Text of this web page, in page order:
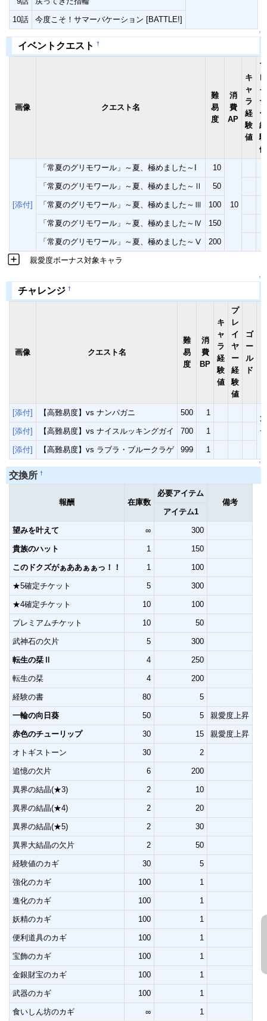
10話 今度こそ！サマーバケーション [BATTLE!]
↑
イベントクエスト †
画像 クエスト名
難
易
度
消
費
AP
キ
ャ
ラ
経
験
値
プ
レ
イ
ヤ
ー
経
験
値
[添付]
「常夏のグリモワール」～夏、極めました～I 10
10
「常夏のグリモワール」～夏、極めました～Ⅱ 50
「常夏のグリモワール」～夏、極めました～Ⅲ 100
「常夏のグリモワール」～夏、極めました～Ⅳ 150
「常夏のグリモワール」～夏、極めました～Ⅴ 200
親愛度ボーナス対象キャラ
↑
チャレンジ †
画像 クエスト名
難
易
度
消
費
BP
キ
ャ
ラ
経
験
値
プ
レ
イ
ヤ
ー
経
験
値
ゴ
ー
ル
ド
[添付] 【高難易度】vs ナンパガニ 500 1
[添付] 【高難易度】vs ナイスルッキングガイ 700 1
[添付] 【高難易度】vs ラブラ・ブルークラゲ 999 1
↑
交換所 †
報酬 在庫数
必要アイテム
備考
アイテム1
望みを叶えて ∞ 300
貴族のハット 1 150
このドクズがぁああぁぁっ！！ 1 100
★5確定チケット 5 300
★4確定チケット 10 100
プレミアムチケット 10 50
武神石の欠片 5 300
転生の栞Ⅱ 4 250
転生の栞 4 200
経験の書 80 5
一輪の向日葵 50 5 親愛度上昇
赤色のチューリップ 30 15 親愛度上昇
オトギストーン 30 2
追憶の欠片 6 200
異界の結晶(★3) 2 10
異界の結晶(★4) 2 20
異界の結晶(★5) 2 30
異界大結晶の欠片 2 50
経験値のカギ 30 5
強化のカギ 100 1
進化のカギ 100 1
妖精のカギ 100 1
便利道具のカギ 100 1
宝飾のカギ 100 1
金銀財宝のカギ 100 1
武器のカギ 100 1
食いしん坊のカギ ∞ 1